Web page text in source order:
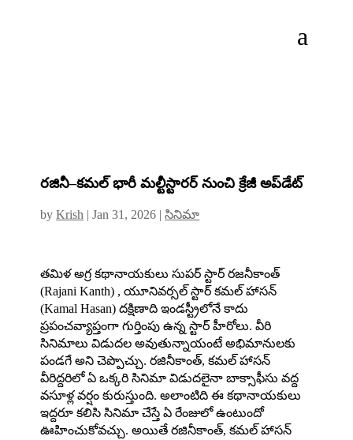
రజినీ–కమల్ భారీ మల్టీస్టారర్‌ నుంచి క్రేజీ అప్‌డేట్‌
byKrish |Jan 31, 2026 |సినిమా
తమిళ అగ్ర కథానాయకులు సుపర్ స్టార్ రజనీకాంత్
(Rajani Kanth) , యూనివర్సల్ స్టార్ కమల్ హాసన్
(Kamal Hasan) దక్షిణాది ఇండస్ట్రీలోనే కాదు
ప్రపంచవ్యాప్తంగా గుర్తింపు ఉన్న స్టార్ హీరోలు. వీరి
సినిమాలు విడుదల అవుతున్నాయంటే అభిమానులకు
పండగే అని చెప్పొచ్చు. రజినీకాంత్, కమల్ హాసన్
వీరిద్దరిలో ఏ ఒక్కరి సినిమా విడుదలైనా బాక్సాఫీసు వద్ద
వసూళ్ల వర్షం కురుస్తుంది. అలాంటిది ఈ కథానాయకులు
ఇద్దరూ కలిసి సినిమా చేస్తే ఏ రేంజులో ఉంటుందో
ఊహించుకోవచ్చు. అయితే రజినీకాంత్, కమల్ హాసన్